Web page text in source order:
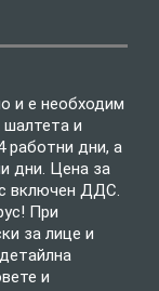
и е необходим
шалтета и
работни дни, а
дни. Цена за
включен ДДС.
При
за лице и
и